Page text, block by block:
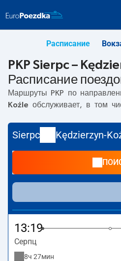
Расписание
PKP Sierpc –
Расписание
Маршруты PKP по
Koźle обслуживает, в том
поезд до Kędzierzyn-Koźle
настоящее время по
не курсируют другие поезда
Поезд заканчивает
Koźle.
Sierpc Kędzierzyn-
13:19
Серпц
8ч 27мин